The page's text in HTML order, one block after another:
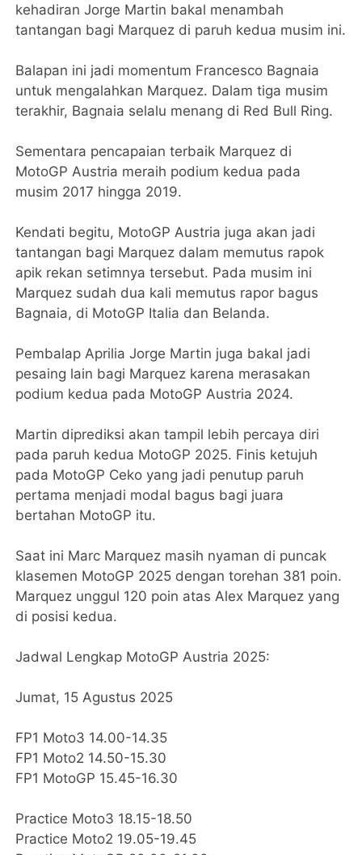
kehadiran Jorge Martin bakal menambah
tantangan bagi Marquez di paruh kedua musim ini.
Balapan ini jadi momentum Francesco Bagnaia
untuk mengalahkan Marquez. Dalam tiga musim
terakhir, Bagnaia selalu menang di Red Bull Ring.
Sementara pencapaian terbaik Marquez di
MotoGP Austria meraih podium kedua pada
musim 2017 hingga 2019.
Kendati begitu, MotoGP Austria juga akan jadi
tantangan bagi Marquez dalam memutus rapok
apik rekan setimnya tersebut. Pada musim ini
Marquez sudah dua kali memutus rapor bagus
Bagnaia, di MotoGP Italia dan Belanda.
Pembalap Aprilia Jorge Martin juga bakal jadi
pesaing lain bagi Marquez karena merasakan
podium kedua pada MotoGP Austria 2024.
Martin diprediksi akan tampil lebih percaya diri
pada paruh kedua MotoGP 2025. Finis ketujuh
pada MotoGP Ceko yang jadi penutup paruh
pertama menjadi modal bagus bagi juara
bertahan MotoGP itu.
Saat ini Marc Marquez masih nyaman di puncak
klasemen MotoGP 2025 dengan torehan 381 poin.
Marquez unggul 120 poin atas Alex Marquez yang
di posisi kedua.
Jadwal Lengkap MotoGP Austria 2025:
Jumat, 15 Agustus 2025
FP1 Moto3 14.00-14.35
FP1 Moto2 14.50-15.30
FP1 MotoGP 15.45-16.30
Practice Moto3 18.15-18.50
Practice Moto2 19.05-19.45